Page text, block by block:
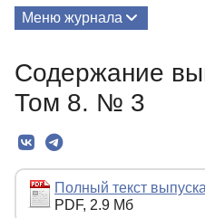
Меню журнала
О Журнале
Редколлегия
Редакционная политика
Индексирование
Содержание
Том 8. № 3
Полный текст выпуска
PDF, 2.9 Мб